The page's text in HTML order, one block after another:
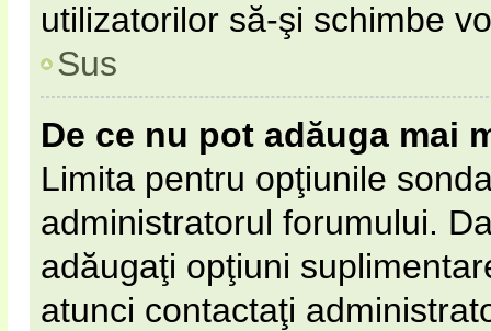
utilizatorilor să-şi schimbe
Sus
De ce nu pot adăuga mai
Limita pentru opţiunile
administratorul forumului.
adăugaţi opţiuni
atunci contactaţi